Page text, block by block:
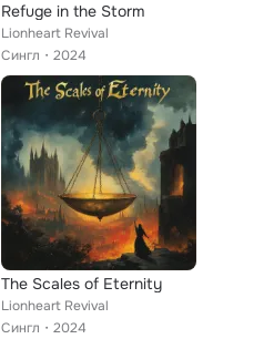
Refuge in the Storm
Lionheart Revival
Сингл
2024
The Scales of Eternity
Lionheart Revival
Сингл
2024